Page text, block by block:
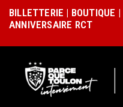
BILLETTERIE | BOUTIQUE |
ANNIVERSAIRE RCT
|